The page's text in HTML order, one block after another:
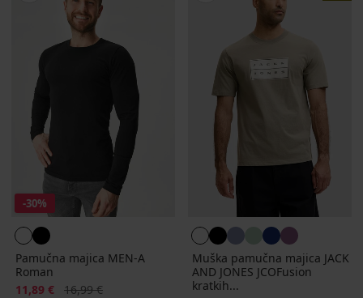
-30%
Pamučna majica MEN-A
Roman
Popust
11,89 € Prvobitna cijena
16,99 €
Muška pamučna majica JACK
AND JONES JCOFusion
kratkih...